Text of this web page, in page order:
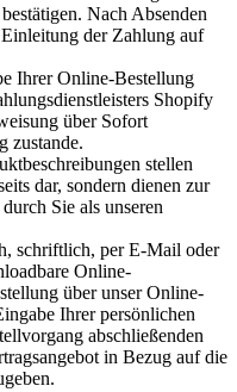
Nach Absenden
der Zahlung auf
Ihrer Online-Bestellung
Shopify
über Sofort
zustande.
stellen
dar, sondern dienen zur
Sie als unseren
schriftlich, per E-Mail oder
Online-
über unser Online-
Ihrer persönlichen
abschließenden
in Bezug auf die